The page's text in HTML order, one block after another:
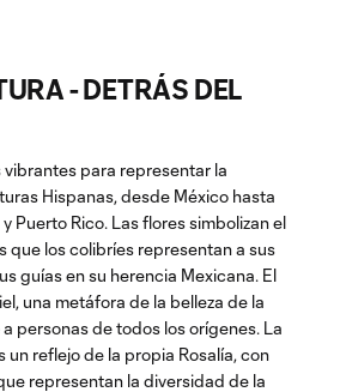
- DETRÁS DEL
vibrantes para representar la
Hispanas, desde México hasta
Puerto Rico. Las flores simbolizan el
que los colibríes representan a sus
guías en su herencia Mexicana. El
una metáfora de la belleza de la
personas de todos los orígenes. La
un reflejo de la propia Rosalía, con
representan la diversidad de la